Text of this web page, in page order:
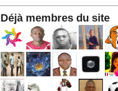
Déjà membres du site